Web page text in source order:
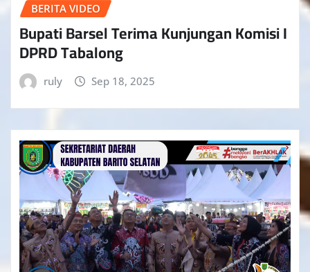
BERITA VIDEO
Bupati Barsel Terima Kunjungan Komisi I
DPRD Tabalong
ruly Sep 18, 2025